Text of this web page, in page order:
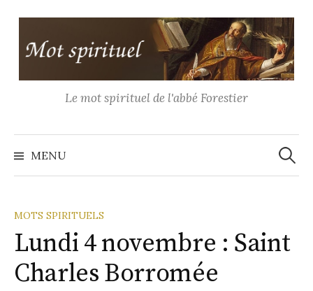
contenu
Le mot spirituel de l'abbé Forestier
MENU
MOTS SPIRITUELS
Lundi 4 novembre : Saint
Charles Borromée